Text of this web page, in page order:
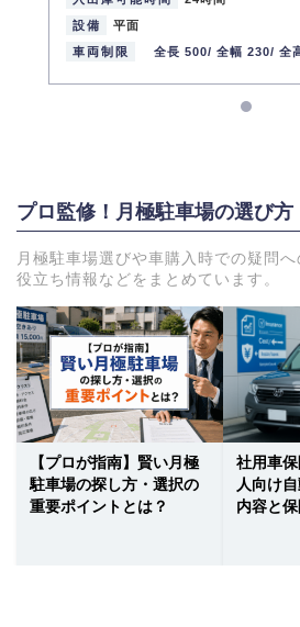
設備
平面
車両制限
全長 500/ 全幅 230/ 全
プロ監修！月極駐車場の選び
月極駐車場選びや車購入時での疑問
役立ち情報などをまとめています。
【プロが指南】賢い月極
駐車場の探し方・選択の
重要ポイントとは？
社用車
人向け
内容と